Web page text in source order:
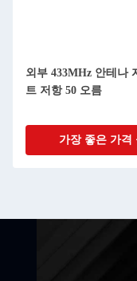
외부 433MHz 안테나
트 저항 50 오름
가장 좋은 가격